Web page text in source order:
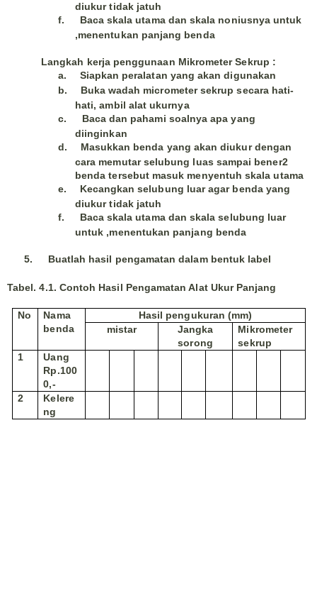
diukur tidak jatuh
f.
Baca skala utama dan skala noniusnya untuk
,menentukan panjang benda
Langkah kerja penggunaan Mikrometer Sekrup :
a.
Siapkan peralatan yang akan digunakan
b.
Buka wadah micrometer sekrup secara hati-
hati, ambil alat ukurnya
c.
Baca dan pahami soalnya apa yang
diinginkan
d.
Masukkan benda yang akan diukur dengan
cara memutar selubung luas sampai bener2
benda tersebut masuk menyentuh skala utama
e.
Kecangkan selubung luar agar benda yang
diukur tidak jatuh
f.
Baca skala utama dan skala selubung luar
untuk ,menentukan panjang benda
5. Buatlah hasil pengamatan dalam bentuk label
Tabel. 4.1. Contoh Hasil Pengamatan Alat Ukur Panjang
No
Nama
benda
Hasil pengukuran (mm)
mistar
Jangka
sorong
Mikrometer
sekrup
1
Uang
Rp.100
0,-
2
Kelere
ng